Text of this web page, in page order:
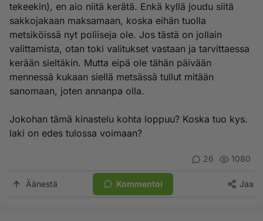
tekeekin), en aio niitä kerätä. Enkä kyllä joudu siitä
sakkojakaan maksamaan, koska eihän tuolla
metsiköissä nyt poliiseja ole. Jos tästä on jollain
valittamista, otan toki valitukset vastaan ja tarvittaessa
kerään sieltäkin. Mutta eipä ole tähän päivään
mennessä kukaan siellä metsässä tullut mitään
sanomaan, joten annanpa olla.
Jokohan tämä kinastelu kohta loppuu? Koska tuo kys.
laki on edes tulossa voimaan?
26 1080
Äänestä Kommentoi Jaa